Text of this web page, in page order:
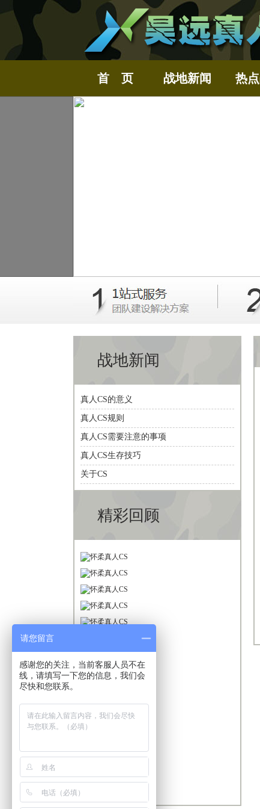
首 页 战地新闻 热
战地新闻
真人CS的意义
真人CS规则
真人CS需要注意的事项
真人CS生存技巧
关于CS
精彩回顾
请您留言
感谢您的关注，当前客服人员不在
线，请填写一下您的信息，我们会
尽快和您联系。